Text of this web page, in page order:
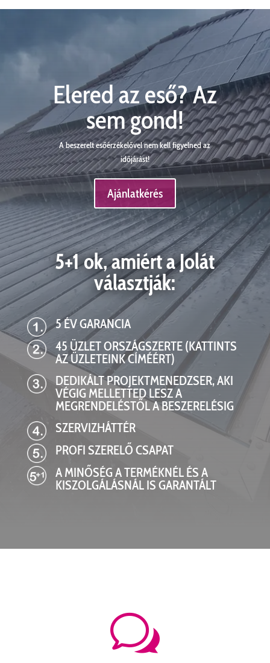
Elered az eső? Az
sem gond!
A beszerelt esőérzékelővel nem kell figyelned az
időjárást!
Ajánlatkérés
5+1 ok, amiért a Jolát
választják:
5 ÉV GARANCIA
45 ÜZLET ORSZÁGSZERTE (KATTINTS
AZ ÜZLETEINK CÍMÉÉRT)
DEDIKÁLT PROJEKTMENEDZSER, AKI
VÉGIG MELLETTED LESZ A
MEGRENDELÉSTŐL A BESZERELÉSIG
SZERVIZHÁTTÉR
PROFI SZERELŐ CSAPAT
A MINŐSÉG A TERMÉKNÉL ÉS A
KISZOLGÁLÁSNÁL IS GARANTÁLT
w